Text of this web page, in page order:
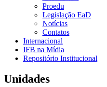
Proedu
Legislação EaD
Notícias
Contatos
Internacional
IFB na Mídia
Repositório Institucional
Unidades